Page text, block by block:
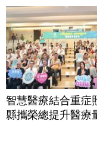
智慧醫療結合重症
縣攜榮總提升醫療